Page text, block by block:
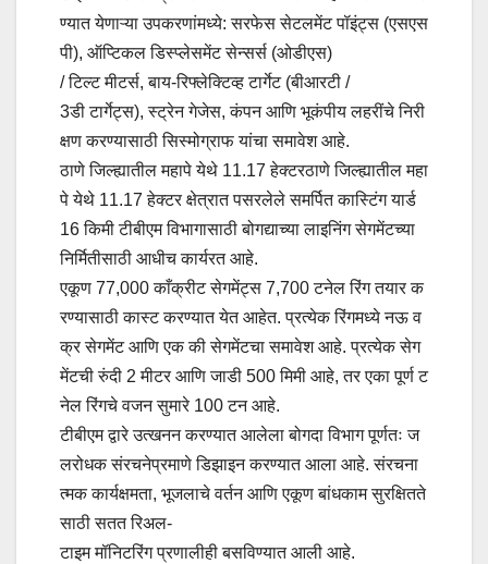
ण्यात येणाऱ्या उपकरणांमध्ये: सरफेस सेटलमेंट पॉइंट्स (एसएस
पी), ऑप्टिकल डिस्प्लेसमेंट सेन्सर्स (ओडीएस)
/ टिल्ट मीटर्स, बाय-रिफ्लेक्टिव्ह टार्गेट (बीआरटी /
3डी टार्गेट्स), स्ट्रेन गेजेस, कंपन आणि भूकंपीय लहरींचे निरी
क्षण करण्यासाठी सिस्मोग्राफ यांचा समावेश आहे.
ठाणे जिल्ह्यातील महापे येथे 11.17 हेक्टरठाणे जिल्ह्यातील महा
पे येथे 11.17 हेक्टर क्षेत्रात पसरलेले समर्पित कास्टिंग यार्ड
16 किमी टीबीएम विभागासाठी बोगद्याच्या लाइनिंग सेगमेंटच्या
निर्मितीसाठी आधीच कार्यरत आहे.
एकूण 77,000 काँक्रीट सेगमेंट्स 7,700 टनेल रिंग तयार क
रण्यासाठी कास्ट करण्यात येत आहेत. प्रत्येक रिंगमध्ये नऊ व
क्र सेगमेंट आणि एक की सेगमेंटचा समावेश आहे. प्रत्येक सेग
मेंटची रुंदी 2 मीटर आणि जाडी 500 मिमी आहे, तर एका पूर्ण ट
नेल रिंगचे वजन सुमारे 100 टन आहे.
टीबीएम द्वारे उत्खनन करण्यात आलेला बोगदा विभाग पूर्णतः ज
लरोधक संरचनेप्रमाणे डिझाइन करण्यात आला आहे. संरचना
त्मक कार्यक्षमता, भूजलाचे वर्तन आणि एकूण बांधकाम सुरक्षितते
साठी सतत रिअल-
टाइम मॉनिटरिंग प्रणालीही बसविण्यात आली आहे.